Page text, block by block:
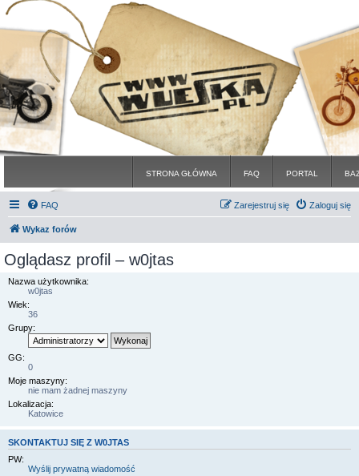
STRONA GŁÓWNA FAQ PORTAL
FAQ Zaloguj się
Zarejestruj się
Wykaz forów
Oglądasz profil – w0jtas
Nazwa użytkownika:
w0jtas
Wiek:
36
Grupy:
GG:
0
Moje maszyny:
nie mam żadnej maszyny
Lokalizacja:
Katowice
SKONTAKTUJ SIĘ Z W0JTAS
PW:
Wyślij prywatną wiadomość